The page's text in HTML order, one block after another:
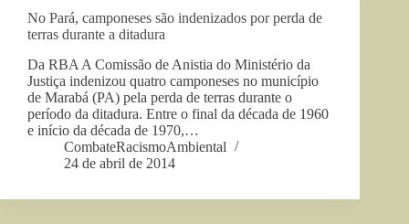
No Pará, camponeses são indenizados por perda de
terras durante a ditadura
Da RBA A Comissão de Anistia do Ministério da
Justiça indenizou quatro camponeses no município
de Marabá (PA) pela perda de terras durante o
período da ditadura. Entre o final da década de 1960
e início da década de 1970,…
CombateRacismoAmbiental
24 de abril de 2014